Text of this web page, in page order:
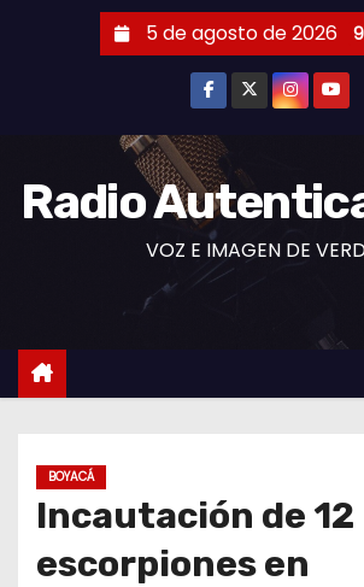
5 de agosto de 2026
Radio
VOZ E IMAGEN DE
BOYACÁ
Incautación de 12
escorpiones en